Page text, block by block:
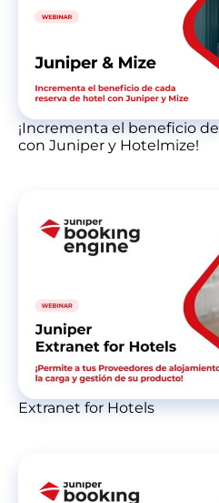
¡Incrementa el beneficio
con Juniper y Hotelmize!
Extranet for Hotels